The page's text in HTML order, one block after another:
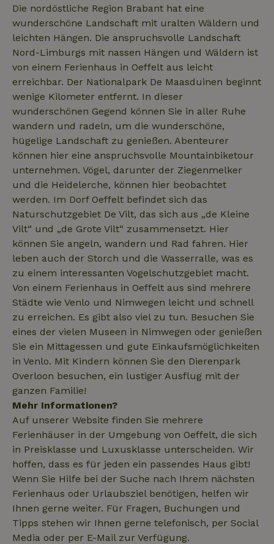
Die nordöstliche Region Brabant hat eine
wunderschöne Landschaft mit uralten Wäldern und
leichten Hängen. Die anspruchsvolle Landschaft
Nord-Limburgs mit nassen Hängen und Wäldern ist
von einem Ferienhaus in Oeffelt aus leicht
erreichbar. Der Nationalpark De Maasduinen beginnt
wenige Kilometer entfernt. In dieser
wunderschönen Gegend können Sie in aller Ruhe
wandern und radeln, um die wunderschöne,
hügelige Landschaft zu genießen. Abenteurer
können hier eine anspruchsvolle Mountainbiketour
unternehmen. Vögel, darunter der Ziegenmelker
und die Heidelerche, können hier beobachtet
werden. Im Dorf Oeffelt befindet sich das
Naturschutzgebiet De Vilt, das sich aus „de Kleine
Vilt“ und „de Grote Vilt“ zusammensetzt. Hier
können Sie angeln, wandern und Rad fahren. Hier
leben auch der Storch und die Wasserralle, was es
zu einem interessanten Vogelschutzgebiet macht.
Von einem Ferienhaus in Oeffelt aus sind mehrere
Städte wie Venlo und Nimwegen leicht und schnell
zu erreichen. Es gibt also viel zu tun. Besuchen Sie
eines der vielen Museen in Nimwegen oder genießen
Sie ein Mittagessen und gute Einkaufsmöglichkeiten
in Venlo. Mit Kindern können Sie den Dierenpark
Overloon besuchen, ein lustiger Ausflug mit der
ganzen Familie!
Mehr Informationen?
Auf unserer Website finden Sie mehrere
Ferienhäuser in der Umgebung von Oeffelt, die sich
in Preisklasse und Luxusklasse unterscheiden. Wir
hoffen, dass es für jeden ein passendes Haus gibt!
Wenn Sie Hilfe bei der Suche nach Ihrem nächsten
Ferienhaus oder Urlaubsziel benötigen, helfen wir
Ihnen gerne weiter. Für Fragen, Buchungen und
Tipps stehen wir Ihnen gerne telefonisch, per Social
Media oder per E-Mail zur Verfügung.
_nhftconstraint_open-gds-
onboarding
www.naturhaeuschen.de
deposit-refund
group-locations
_nhftconstraint_search-
lowest-price
www.naturhaeuschen.de
_nhftconstraint_translations www.naturhaeuschen.de
_nhftconstraint_search-
www.naturhaeuschen.de
_nhft_search-group-
locations
www.naturhaeuschen.de
_nhft_search-lowest-price www.naturhaeuschen.de